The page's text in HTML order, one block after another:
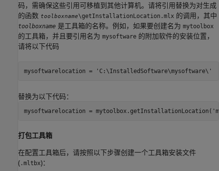
码，需确保这些引用可移植到其他计算机。请将引用替换为对生成
的函数 toolboxname\getInstallationLocation.mlx 的调用，其中
toolboxname 是工具箱的名称。例如，如果要创建名为 mytoolbox
的工具箱，并且要引用名为 mysoftware 的附加软件的安装位置，
请将以下代码
mysoftwarelocation = 'C:\InstalledSoftware\mysoftware\'
替换为以下代码：
mysoftwarelocation =
打包工具箱
在配置工具箱后，请按照以下步骤创建一个工具箱安装文件
( .mltbx)：